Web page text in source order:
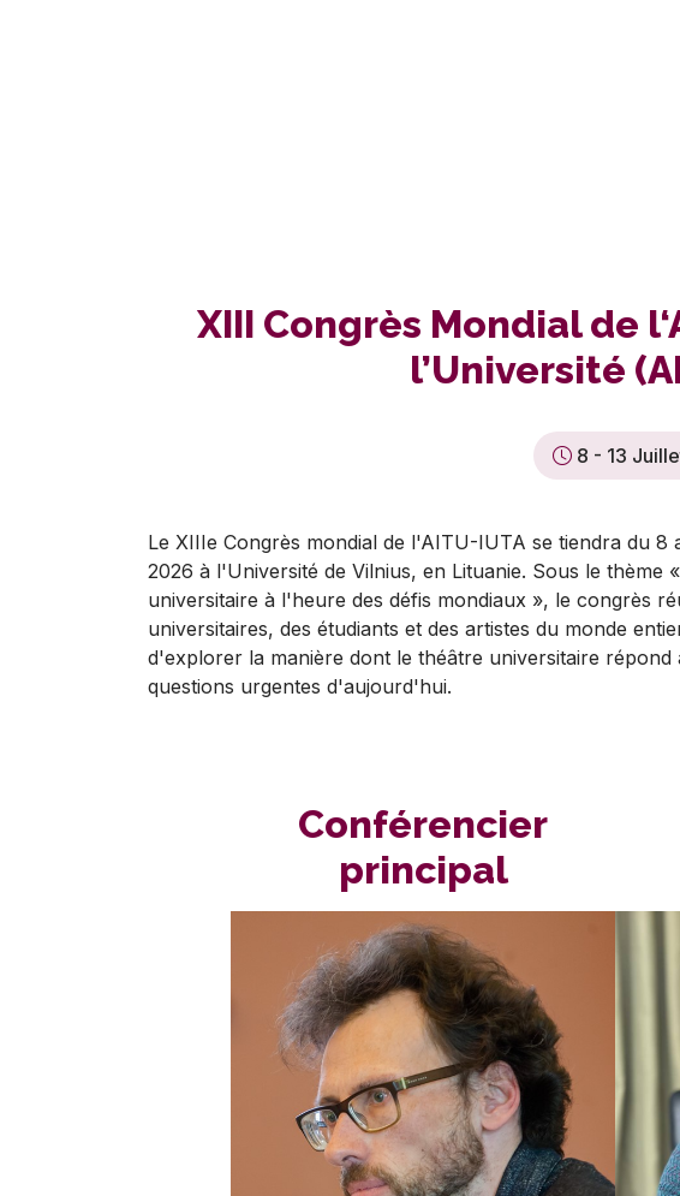
XIII Congrès Mondial de
l’Université
8 - 13
Le XIIIe Congrès mondial de l'AITU-IUTA se tiendra du 8
2026 à l'Université de Vilnius, en Lituanie. Sous le thème
universitaire à l'heure des défis mondiaux », le congrès
universitaires, des étudiants et des artistes du monde
d'explorer la manière dont le théâtre universitaire répond
questions urgentes d'aujourd'hui.
Conférencier
principal